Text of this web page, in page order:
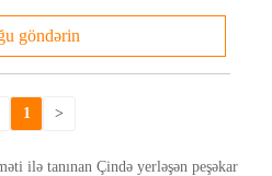
göndərin
1 >
ilə tanınan Çində yerləşən peşəkar